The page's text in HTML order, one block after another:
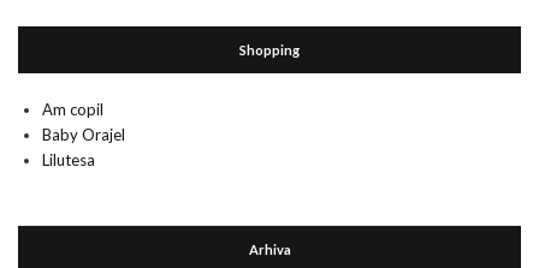
Shopping
Am copil
Baby Orajel
Lilutesa
Arhiva